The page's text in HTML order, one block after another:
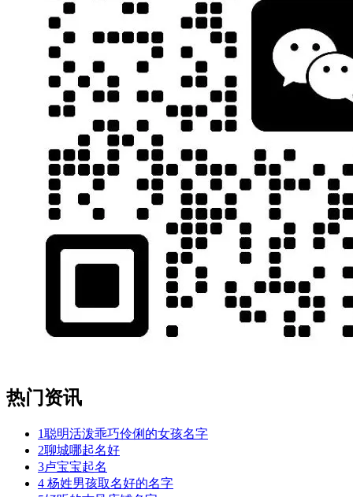
热门资讯
1聪明活泼乖巧伶俐的女孩名字
2聊城哪起名好
3卢宝宝起名
4 杨姓男孩取名好的名字